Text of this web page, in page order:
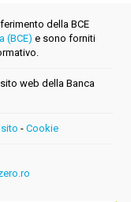
della BCE
(BCE) e sono forniti
web della Banca
- Cookie